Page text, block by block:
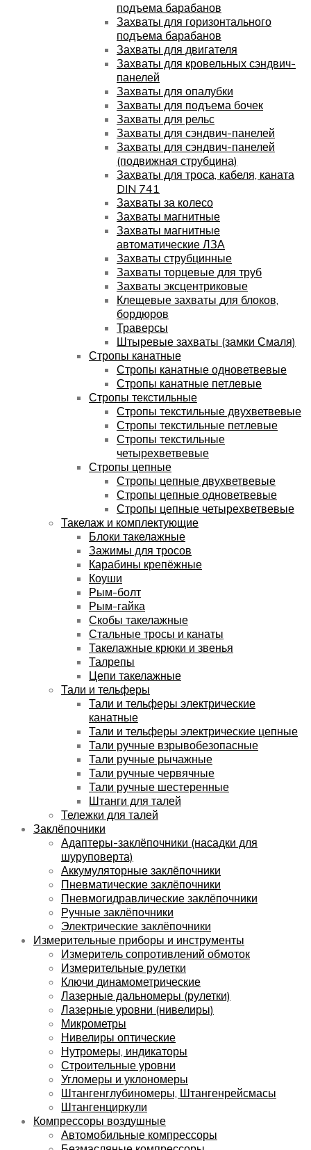
подъема барабанов
Захваты для горизонтального
подъема барабанов
Захваты для двигателя
Захваты для кровельных сэндвич-
панелей
Захваты для опалубки
Захваты для подъема бочек
Захваты для рельс
Захваты для сэндвич-панелей
Захваты для сэндвич-панелей
(подвижная струбцина)
Захваты для троса, кабеля, каната
DIN 741
Захваты за колесо
Захваты магнитные
Захваты магнитные
автоматические ЛЗА
Захваты струбцинные
Захваты торцевые для труб
Захваты эксцентриковые
Клещевые захваты для блоков,
бордюров
Траверсы
Штыревые захваты (замки Смаля)
Стропы канатные
Стропы канатные одноветвевые
Стропы канатные петлевые
Стропы текстильные
Стропы текстильные двухветвевые
Стропы текстильные петлевые
Стропы текстильные
четырехветвевые
Стропы цепные
Стропы цепные двухветвевые
Стропы цепные одноветвевые
Стропы цепные четырехветвевые
Такелаж и комплектующие
Блоки такелажные
Зажимы для тросов
Карабины крепёжные
Коуши
Рым-болт
Рым-гайка
Скобы такелажные
Стальные тросы и канаты
Такелажные крюки и звенья
Талрепы
Цепи такелажные
Тали и тельферы
Тали и тельферы электрические
канатные
Тали и тельферы электрические цепные
Тали ручные взрывобезопасные
Тали ручные рычажные
Тали ручные червячные
Тали ручные шестеренные
Штанги для талей
Тележки для талей
Заклёпочники
Адаптеры-заклёпочники (насадки для
шуруповерта)
Аккумуляторные заклёпочники
Пневматические заклёпочники
Пневмогидравлические заклёпочники
Ручные заклёпочники
Электрические заклёпочники
Измерительные приборы и инструменты
Измеритель сопротивлений обмоток
Измерительные рулетки
Ключи динамометрические
Лазерные дальномеры (рулетки)
Лазерные уровни (нивелиры)
Микрометры
Нивелиры оптические
Нутромеры, индикаторы
Строительные уровни
Угломеры и уклономеры
Штангенглубиномеры, Штангенрейсмасы
Штангенциркули
Компрессоры воздушные
Автомобильные компрессоры